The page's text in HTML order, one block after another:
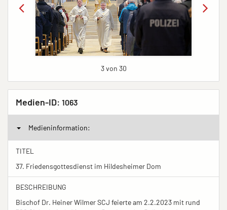
3 von 30
Medien-ID: 1063
Medieninformation:
TITEL
37. Friedensgottesdienst im Hildesheimer Dom
BESCHREIBUNG
Bischof Dr. Heiner Wilmer SCJ feierte am 2.2.2023 mit rund